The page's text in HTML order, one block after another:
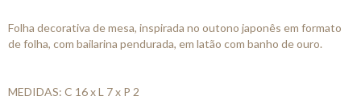
Folha decorativa de mesa, inspirada no outono japonês em formato
de folha, com bailarina pendurada, em latão com banho de ouro.
MEDIDAS: C 16 x L 7 x P 2